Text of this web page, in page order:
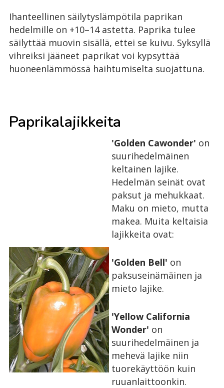
Ihanteellinen säilytyslämpötila paprikan
hedelmille on +10–14 astetta. Paprika tulee
säilyttää muovin sisällä, ettei se kuivu. Syksyllä
vihreiksi jääneet paprikat voi kypsyttää
huoneenlämmössä haihtumiselta suojattuna.
Paprikalajikkeita
'Golden Cawonder' on
suurihedelmäinen
keltainen lajike.
Hedelmän seinät ovat
paksut ja mehukkaat.
Maku on mieto, mutta
makea. Muita keltaisia
lajikkeita ovat:
'Golden Bell' on
paksuseinämäinen ja
mieto lajike.
'Yellow California
Wonder' on
suurihedelmäinen ja
mehevä lajike niin
tuorekäyttöön kuin
ruuanlaittoonkin.